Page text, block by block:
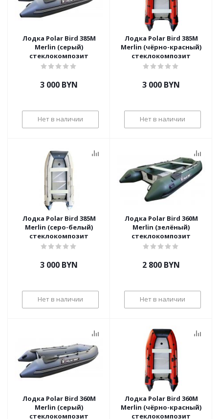
Лодка Polar Bird 385М
Merlin (серый)
стеклокомпозит
3 000 BYN
Нет в наличии
Лодка Polar Bird 385М
Merlin (чёрно-красный)
стеклокомпозит
3 000 BYN
Нет в наличии
Лодка Polar Bird 385М
Merlin (серо-белый)
стеклокомпозит
3 000 BYN
Нет в наличии
Лодка Polar Bird 360М
Merlin (зелёный)
стеклокомпозит
2 800 BYN
Нет в наличии
Лодка Polar Bird 360М
Merlin (серый)
стеклокомпозит
Лодка Polar Bird 360М
Merlin (чёрно-красный)
стеклокомпозит